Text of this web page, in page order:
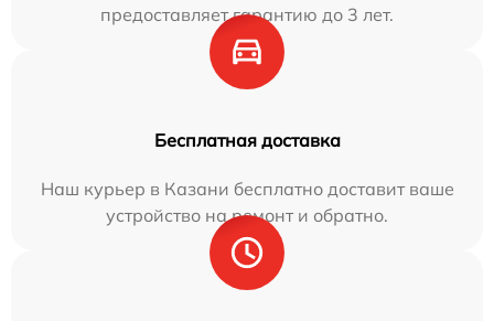
предоставляет гарантию до 3 лет.
Бесплатная доставка
Наш курьер в Казани бесплатно доставит ваше
устройство на ремонт и обратно.